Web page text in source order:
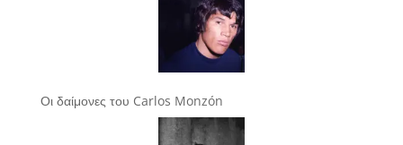
Οι δαίμονες του Carlos Monzón